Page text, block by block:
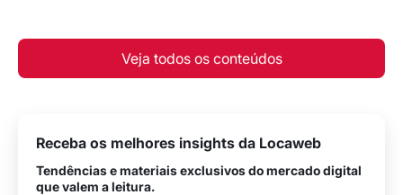
Veja todos os conteúdos
Receba os melhores insights da Locaweb
Tendências e materiais exclusivos do mercado digital
que valem a leitura.